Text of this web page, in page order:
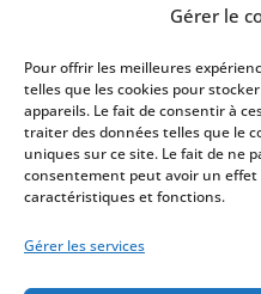
Gérer le
Pour offrir les meilleures
telles que les cookies pour
appareils. Le fait de consentir à
traiter des données telles que le
uniques sur ce site. Le fait de ne
consentement peut avoir un
caractéristiques et fonctions.
Gérer les services
À
Politique
Politique de
2 bis